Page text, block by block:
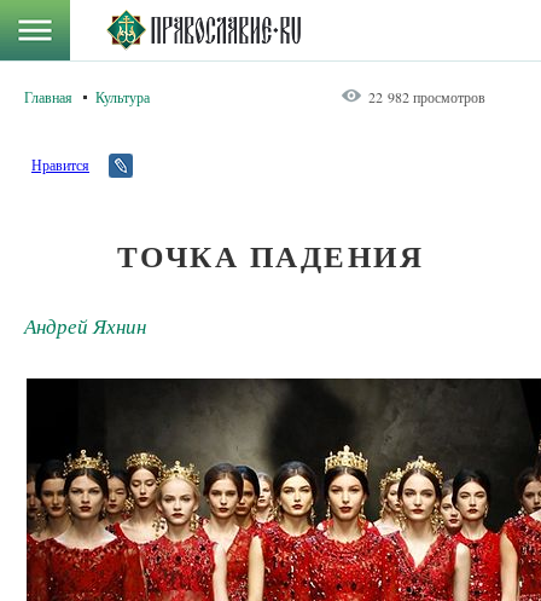
Главная Культура 22 982 просмотров
Нравится
ТОЧКА ПАДЕНИЯ
Андрей Яхнин